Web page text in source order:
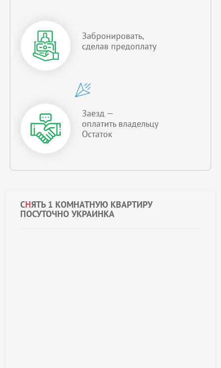
СНЯТЬ 1 КОМНАТНУЮ КВАРТИРУ
ПОСУТОЧНО УКРАИНКА
Забронировать,
сделав предоплату
Заезд —
оплатить владельцу
Остаток